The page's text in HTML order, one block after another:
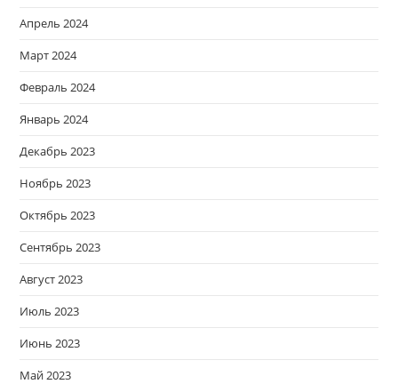
Апрель 2024
Март 2024
Февраль 2024
Январь 2024
Декабрь 2023
Ноябрь 2023
Октябрь 2023
Сентябрь 2023
Август 2023
Июль 2023
Июнь 2023
Май 2023